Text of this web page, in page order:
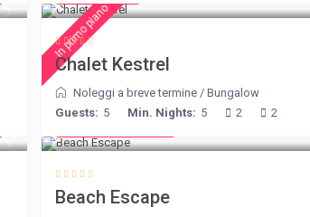
In primo piano
Chalet Kestrel
Noleggi a breve termine/ Bungalow
Guests: 5 Min. Nights: 5 2 2
Beach Escape